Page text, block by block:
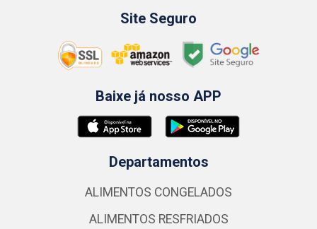
Site Seguro
Baixe já nosso APP
Departamentos
ALIMENTOS CONGELADOS
ALIMENTOS RESFRIADOS